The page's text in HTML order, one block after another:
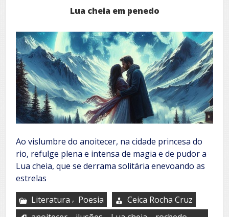
de
Pessoa
Lua cheia em penedo
Ao vislumbre do anoitecer, na cidade princesa do
rio, refulge plena e intensa de magia e de pudor a
Lua cheia, que se derrama solitária enevoando as
estrelas
Literatura , Poesia
Ceica Rocha Cruz